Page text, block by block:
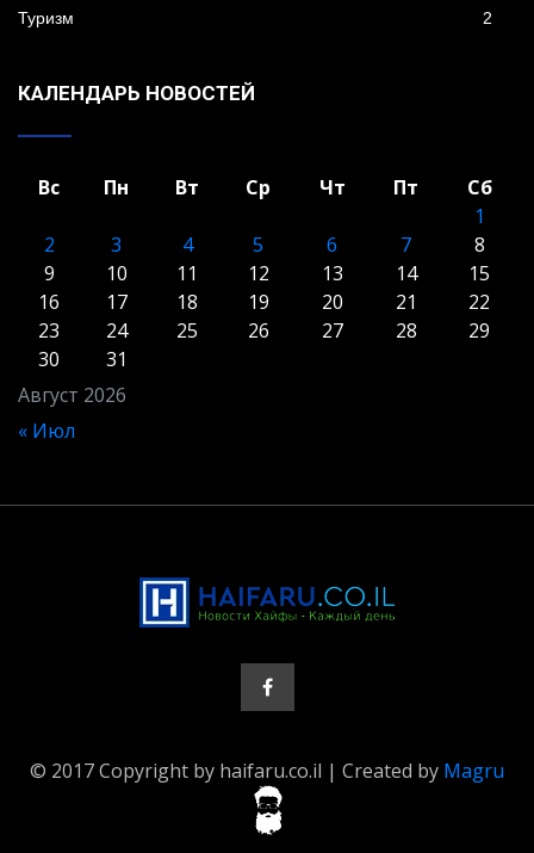
Туризм 2
КАЛЕНДАРЬ НОВОСТЕЙ
Август 2026
Вс Пн Вт Ср Чт Пт
Сб
1
2
3 4 5 6 7
8
9
10 11 12 13 14
15
16
17 18 19 20 21
22
23
24 25 26 27 28
29
30
31
« Июл
© 2017 Copyright by haifaru.co.il | Created by Magru